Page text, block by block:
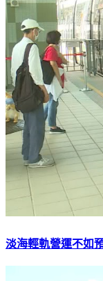
淡海輕軌營運不如